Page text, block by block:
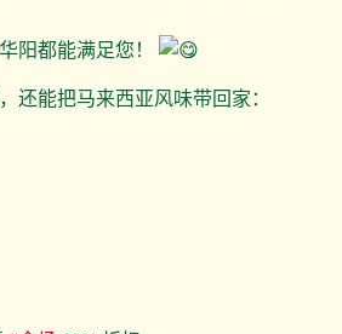
阳都能满足您！
还能把马来西亚风味带回家：